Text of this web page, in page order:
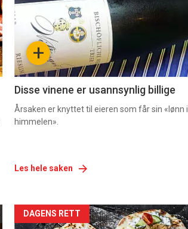
nå
3 +
Disse vinene er usannsynlig billige
Årsaken er knyttet til eieren som får sin «lønn i
himmelen».
Les hele saken
Forsiden
DAGENS RETT